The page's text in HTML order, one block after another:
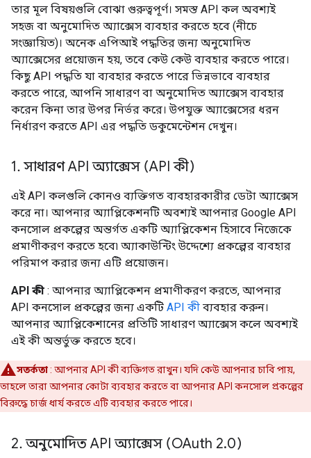
তার মূল বিষয়গুলি বোঝা গুরুত্বপূর্ণ। সমস্ত API কল অবশ্যই
সহজ বা অনুমোদিত অ্যাক্সেস ব্যবহার করতে হবে (নীচে
সংজ্ঞায়িত)। অনেক এপিআই পদ্ধতির জন্য অনুমোদিত
অ্যাক্সেসের প্রয়োজন হয়, তবে কেউ কেউ ব্যবহার করতে পারে।
কিছু API পদ্ধতি যা ব্যবহার করতে পারে ভিন্নভাবে ব্যবহার
করতে পারে, আপনি সাধারণ বা অনুমোদিত অ্যাক্সেস ব্যবহার
করেন কিনা তার উপর নির্ভর করে। উপযুক্ত অ্যাক্সেসের ধরন
নির্ধারণ করতে API এর পদ্ধতি ডকুমেন্টেশন দেখুন।
1. সাধারণ API অ্যাক্সেস (API কী)
এই API কলগুলি কোনও ব্যক্তিগত ব্যবহারকারীর ডেটা অ্যাক্সেস
করে না। আপনার অ্যাপ্লিকেশনটি অবশ্যই আপনার Google API
কনসোল প্রকল্পের অন্তর্গত একটি অ্যাপ্লিকেশন হিসাবে নিজেকে
প্রমাণীকরণ করতে হবে৷ অ্যাকাউন্টিং উদ্দেশ্যে প্রকল্পের ব্যবহার
পরিমাপ করার জন্য এটি প্রয়োজন।
API কী : আপনার অ্যাপ্লিকেশন প্রমাণীকরণ করতে, আপনার
API কনসোল প্রকল্পের জন্য একটি API কী ব্যবহার করুন।
আপনার অ্যাপ্লিকেশানের প্রতিটি সাধারণ অ্যাক্সেস কলে অবশ্যই
এই কী অন্তর্ভুক্ত করতে হবে।
সতর্কতা: আপনার API কী ব্যক্তিগত রাখুন। যদি কেউ আপনার চাবি পায়,
তাহলে তারা আপনার কোটা ব্যবহার করতে বা আপনার API কনসোল প্রকল্পের
বিরুদ্ধে চার্জ ধার্য করতে এটি ব্যবহার করতে পারে।
2.অনুমোদিত API অ্যাক্সেস (OAuth 2.0)